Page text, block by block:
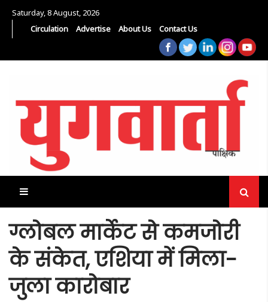
Saturday, 8 August, 2026
Circulation
Advertise About Us Contact Us
ग्लोबल मार्केट से कमजोरी
के संकेत, एशिया में मिला-
जुला कारोबार